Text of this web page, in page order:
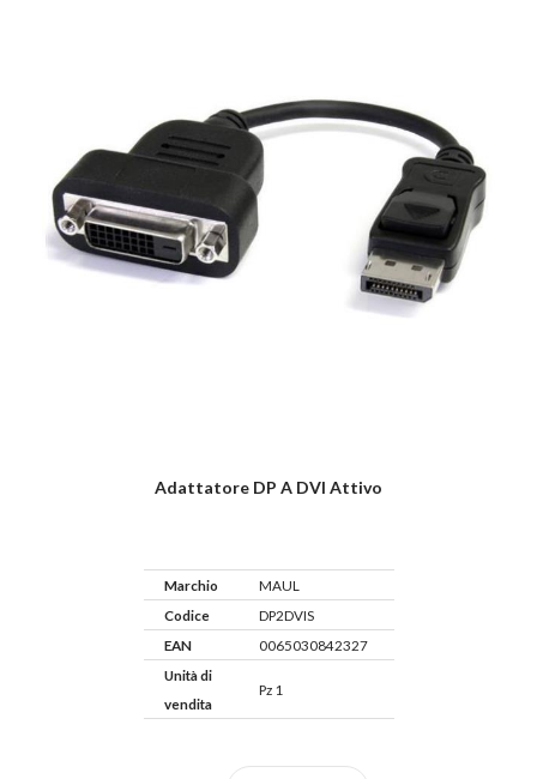
Adattatore DP A DVI Attivo
Marchio
MAUL
Codice
DP2DVIS
EAN
0065030842327
Unità di
vendita
Pz 1